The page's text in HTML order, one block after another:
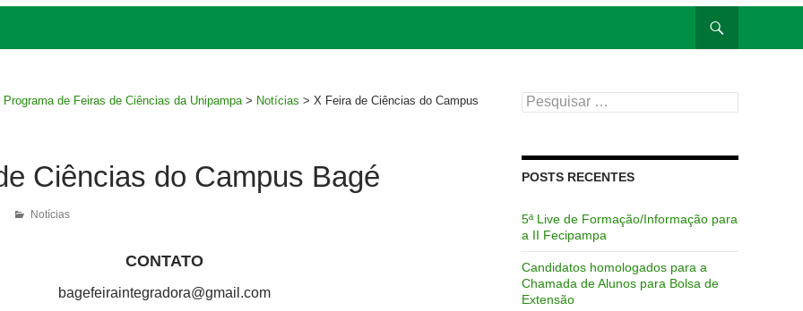
Programa de Feiras de Ciências da Unipampa > Notícias > X Feira de Ciências do Campus
Ciências do Campus Bagé
Notícias
CONTATO
bagefeiraintegradora@gmail.com
Pesquisar
por:
POSTS RECENTES
5ª Live de Formação/Informação para
a II Fecipampa
Candidatos homologados para a
Chamada de Alunos para Bolsa de
Extensão